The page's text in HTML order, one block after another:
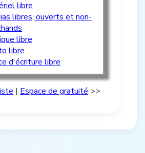
libre
libres, ouverts et non-
libre
libre
d'écriture libre
| Espace de gratuité >>